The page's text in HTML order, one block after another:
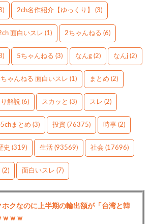
2ch名作紹介【ゆっくり】 (3)
面白いスレ (1) 2ちゃんねる (6)
5ちゃんねる (3) なんg (2) なんj (2)
ゃんねる 面白いスレ (1) まとめ (2)
解説 (6) スカッと (3) スレ (2)
まとめ (3) 投資 (76375) 時事 (2)
史 (319) 生活 (93569) 社会 (17696)
(2) 面白いスレ (7)
ホクなのに上半期の輸出額が「台湾と韓
ｗｗｗ